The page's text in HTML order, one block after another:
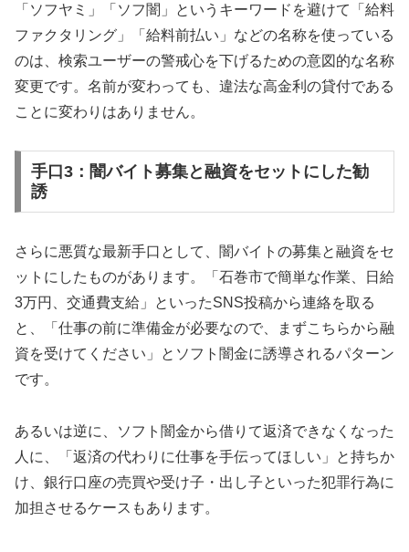
「ソフヤミ」「ソフ闇」というキーワードを避けて「給料
ファクタリング」「給料前払い」などの名称を使っている
のは、検索ユーザーの警戒心を下げるための意図的な名称
変更です。名前が変わっても、違法な高金利の貸付である
ことに変わりはありません。
手口3：闇バイト募集と融資をセットにした勧
誘
さらに悪質な最新手口として、闇バイトの募集と融資をセ
ットにしたものがあります。「石巻市で簡単な作業、日給
3万円、交通費支給」といったSNS投稿から連絡を取る
と、「仕事の前に準備金が必要なので、まずこちらから融
資を受けてください」とソフト闇金に誘導されるパターン
です。
あるいは逆に、ソフト闇金から借りて返済できなくなった
人に、「返済の代わりに仕事を手伝ってほしい」と持ちか
け、銀行口座の売買や受け子・出し子といった犯罪行為に
加担させるケースもあります。